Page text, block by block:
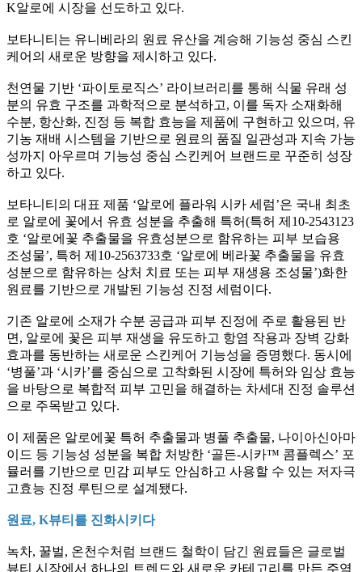
K알로에 시장을 선도하고 있다.
보타니티는 유니베라의 원료 유산을 계승해 기능성 중심 스킨
케어의 새로운 방향을 제시하고 있다.
천연물 기반 ‘파이토로직스’ 라이브러리를 통해 식물 유래 성
분의 유효 구조를 과학적으로 분석하고, 이를 독자 소재화해
수분, 항산화, 진정 등 복합 효능을 제품에 구현하고 있으며, 유
기농 재배 시스템을 기반으로 원료의 품질 일관성과 지속 가능
성까지 아우르며 기능성 중심 스킨케어 브랜드로 꾸준히 성장
하고 있다.
보타니티의 대표 제품 ‘알로에 플라워 시카 세럼’은 국내 최초
로 알로에 꽃에서 유효 성분을 추출해 특허(특허 제10-2543123
호 ‘알로에꽃 추출물을 유효성분으로 함유하는 피부 보습용
조성물’, 특허 제10-2563733호 ‘알로에 베라꽃 추출물을 유효
성분으로 함유하는 상처 치료 또는 피부 재생용 조성물’)화한
원료를 기반으로 개발된 기능성 진정 세럼이다.
기존 알로에 소재가 수분 공급과 피부 진정에 주로 활용된 반
면, 알로에 꽃은 피부 재생을 유도하고 항염 작용과 장벽 강화
효과를 동반하는 새로운 스킨케어 기능성을 증명했다. 동시에
‘병풀’과 ‘시카’를 중심으로 고착화된 시장에 특허와 임상 효능
을 바탕으로 복합적 피부 고민을 해결하는 차세대 진정 솔루션
으로 주목받고 있다.
이 제품은 알로에꽃 특허 추출물과 병풀 추출물, 나이아신아마
이드 등 기능성 성분을 복합 처방한 ‘골든-시카™ 콤플렉스’ 포
뮬러를 기반으로 민감 피부도 안심하고 사용할 수 있는 저자극
고효능 진정 루틴으로 설계됐다.
원료, K뷰티를 진화시키다
녹차, 꿀벌, 온천수처럼 브랜드 철학이 담긴 원료들은 글로벌
뷰티 시장에서 하나의 트렌드와 새로운 카테고리를 만든 주역